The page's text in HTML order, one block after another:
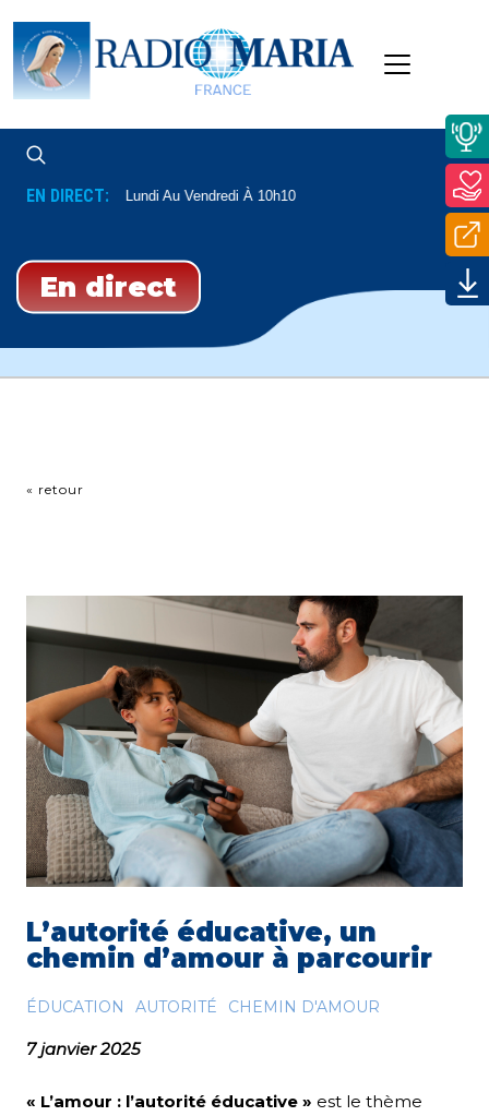
EN DIRECT:
Mathieu Du Lundi Au Vendredi À 10h10
En direct
« retour
L’autorité éducative, un
chemin d’amour à parcourir
ÉDUCATION AUTORITÉ CHEMIN D'AMOUR
7 janvier 2025
« L’amour : l’autorité éducative » est le thème